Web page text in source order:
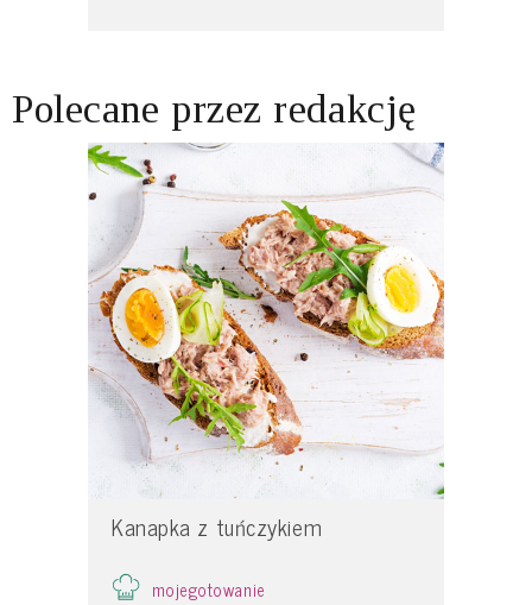
Polecane przez redakcję
Kanapka z tuńczykiem
mojegotowanie